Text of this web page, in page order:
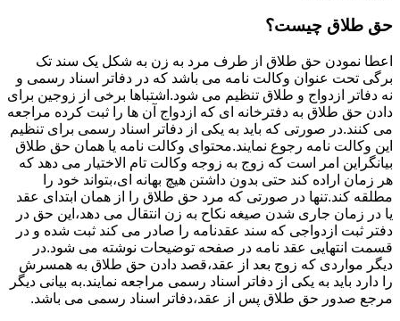
حق طلاق چیست؟
اعطا نمودن حق طلاق از طرف مرد به زن به شکل یک سند تک
برگی تحت عنوان وکالت نامه می باشد که در دفاتر اسناد رسمی و
نه دفاتر ازدواج و طلاق تنظیم می شود.اشتباها برخی از زوجین برای
دادن حق طلاق به دفترخانه ای که ازدواج آن ها را ثبت کرده مراجعه
می کنند.در صورتی که باید به یکی از دفاتر اسناد رسمی برای تنظیم
این وکالت نامه رجوع نمایند.محتوای وکالت نامه یا همان حق طلاق
بیانگراین امر است که زوج به زوجه وکالت تام الاختیار می دهد که
هر زمان اراده کند حتی بدون داشتن هیچ بهانه ای،بتواند خود را
مطلقه کند.تنها در صورتی که مرد حق طلاق را از همان ابتدای عقد
یا در زمان جاری شدن صیغه نکاح به زن انتقال می دهد،این حق در
دفتر ثبت ازدواجی که سند عقدنامه را صادر می کند ثبت شده و در
قسمت انتهایی عقد نامه در صفحه توضیحات نوشته می شود.در
دیگر مواردی که زوج بعد از عقد،قصد دادن حق طلاق به همسرش
را دارد باید به یکی از دفاتر اسناد رسمی مراجعه نمایند.به بیانی دیگر
مرجع صدور حق طلاق پس از عقد،دفاتر اسناد رسمی می باشد.